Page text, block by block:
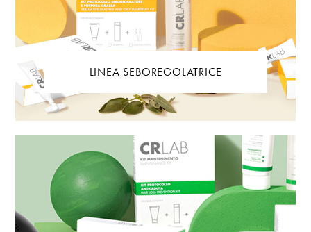
LINEA SEBOREGOLATRICE